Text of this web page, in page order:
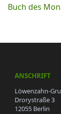
Buch des
ANSCHRIFT
Löwenzahn-
Drorystraße 3
12055 Berlin